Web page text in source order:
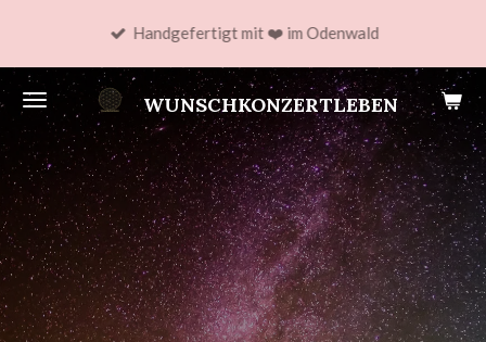
springen
WUNSCHKONZERTLEBEN
Handgefertigt mit ❤️ im Odenwald